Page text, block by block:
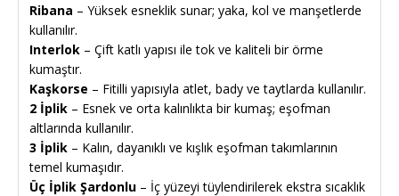
Ribana – Yüksek esneklik sunar; yaka, kol ve manşetlerde
kullanılır.
Interlok – Çift katlı yapısı ile tok ve kaliteli bir örme
kumaştır.
Kaşkorse – Fitilli yapısıyla atlet, bady ve taytlarda kullanılır.
2 İplik – Esnek ve orta kalınlıkta bir kumaş; eşofman
altlarında kullanılır.
3 İplik – Kalın, dayanıklı ve kışlık eşofman takımlarının
temel kumaşıdır.
Üç İplik Şardonlu – İç yüzeyi tüylendirilerek ekstra sıcaklık